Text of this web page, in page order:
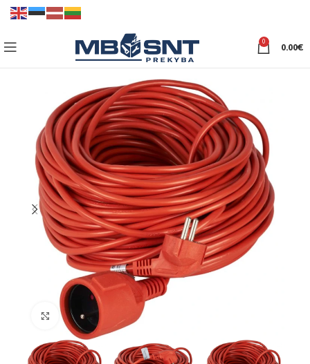
0
0.00€
Click to enlarge